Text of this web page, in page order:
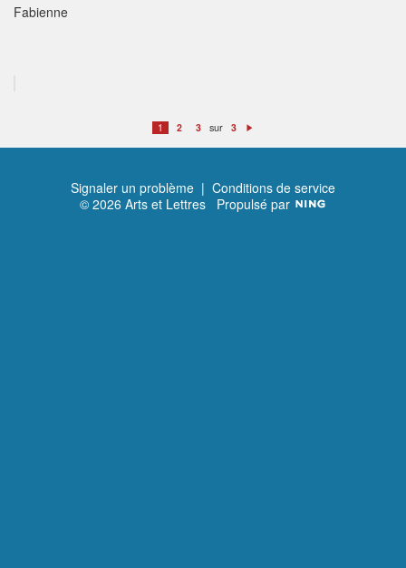
Fabienne
1 2 3 sur 3
ui
t
Signaler un problème | Conditions de service
© 2026 Arts et Lettres Propulsé par